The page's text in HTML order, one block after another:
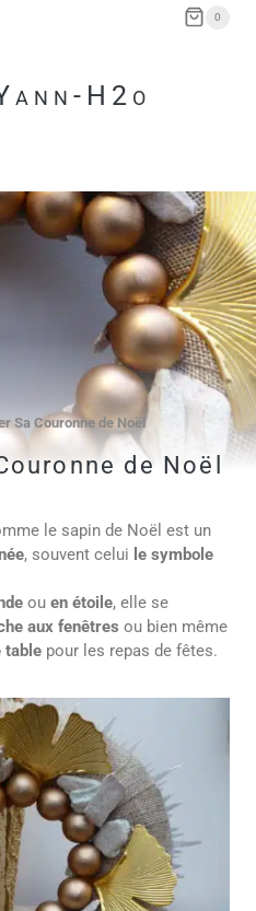
0
H2o
Sa Couronne de Noël
de Noël
le sapin de Noël est un
, souvent celui le symbole
ou en étoile, elle se
aux fenêtres ou bien même
table pour les repas de fêtes.